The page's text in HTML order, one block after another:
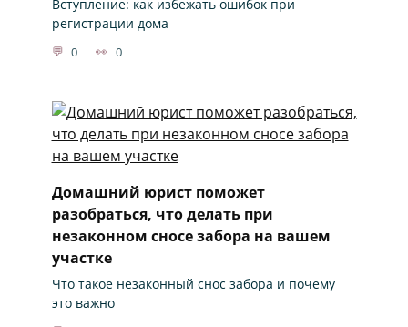
Вступление: как избежать ошибок при
регистрации дома
0 0
Домашний юрист поможет
разобраться, что делать при
незаконном сносе забора на вашем
участке
Что такое незаконный снос забора и почему
это важно